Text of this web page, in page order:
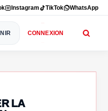
Instagram TikTok WhatsApp
CONNEXION
LA